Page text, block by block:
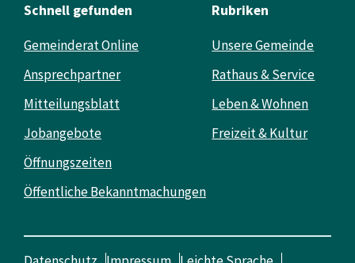
Schnell gefunden
Gemeinderat Online
Ansprechpartner
Mitteilungsblatt
Jobangebote
Öffnungszeiten
Öffentliche Bekanntmachungen
Rubriken
Unsere Gemeinde
Rathaus & Service
Leben & Wohnen
Freizeit & Kultur